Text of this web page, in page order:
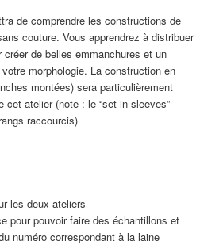
de comprendre les constructions de
couture. Vous apprendrez à distribuer
de belles emmanchures et un
morphologie. La construction en
montées) sera particulièrement
cet atelier (note : le “set in sleeves”
raccourcis)
les deux ateliers
pour pouvoir faire des échantillons et
numéro correspondant à la laine